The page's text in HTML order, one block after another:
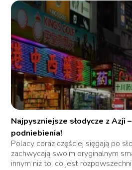
Najpyszniejsze słodycze z Azji
podniebienia!
Polacy coraz częściej sięgają po
zachwycają swoim oryginalnym
innym niż to, co jest